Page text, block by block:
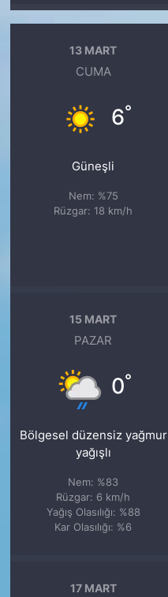
13 MART
CUMA
6°
Güneşli
Nem: %75
Rüzgar: 18 km/h
15 MART
PAZAR
0°
Bölgesel düzensiz yağmur
yağışlı
Nem: %83
Rüzgar: 6 km/h
Yağış Olasılığı: %88
Kar Olasılığı: %6
17 MART